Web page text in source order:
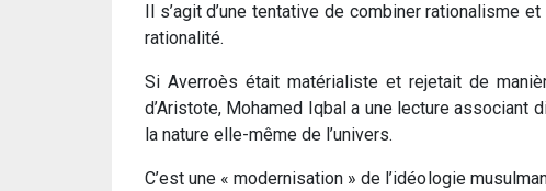
Il s’agit d’une tentative de combiner rationalisme
rationalité.
Si Averroès était matérialiste et rejetait de
d’Aristote, Mohamed Iqbal a une lecture associant
la nature elle-même de l’univers.
C’est une « modernisation » de l’idéologie